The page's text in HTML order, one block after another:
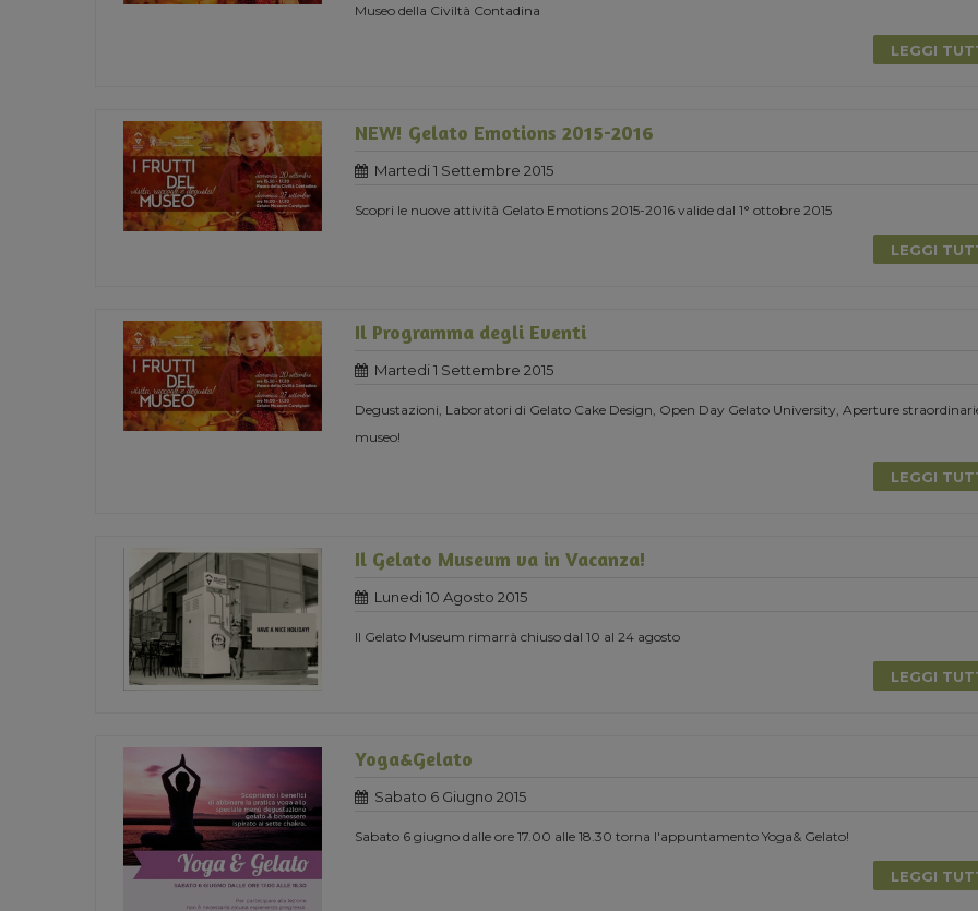
Museo della Civiltà Contadina
LEGGI
NEW! Gelato Emotions 2015-2016
Martedi 1 Settembre 2015
Scopri le nuove attività Gelato Emotions 2015-2016 valide dal 1° ottobre 2015
LEGGI
Il Programma degli Eventi
Martedi 1 Settembre 2015
Degustazioni, Laboratori di Gelato Cake Design, Open Day Gelato University, Aperture
museo!
LEGGI
Il Gelato Museum va in Vacanza!
Lunedi 10 Agosto 2015
Il Gelato Museum rimarrà chiuso dal 10 al 24 agosto
LEGGI
Yoga&Gelato
Sabato 6 Giugno 2015
Sabato 6 giugno dalle ore 17.00 alle 18.30 torna l'appuntamento Yoga& Gelato!
LEGGI